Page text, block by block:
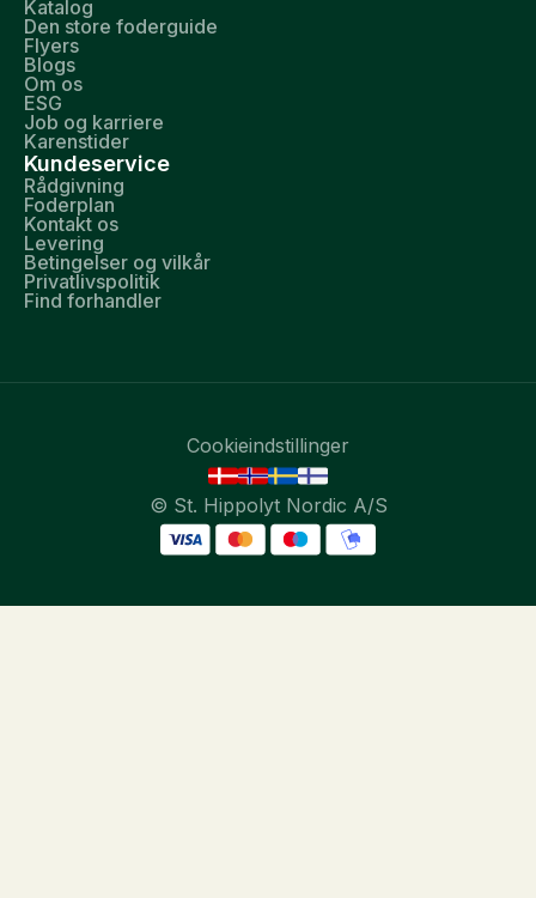
Katalog
Den store foderguide
Flyers
Blogs
Om os
ESG
Job og karriere
Karenstider
Kundeservice
Rådgivning
Foderplan
Kontakt os
Levering
Betingelser og vilkår
Privatlivspolitik
Find forhandler
© St. Hippolyt Nordic A/S
Cookieindstillinger